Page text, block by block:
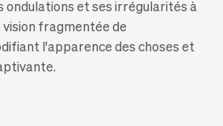
ondulations et ses irrégularités à
vision fragmentée de
l'apparence des choses et